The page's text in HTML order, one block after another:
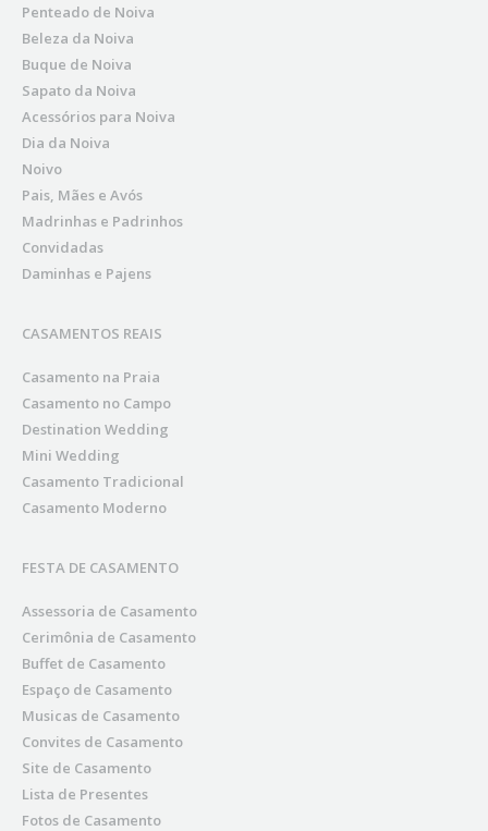
Penteado de Noiva
Beleza da Noiva
Buque de Noiva
Sapato da Noiva
Acessórios para Noiva
Dia da Noiva
Noivo
Pais, Mães e Avós
Madrinhas e Padrinhos
Convidadas
Daminhas e Pajens
CASAMENTOS REAIS
Casamento na Praia
Casamento no Campo
Destination Wedding
Mini Wedding
Casamento Tradicional
Casamento Moderno
FESTA DE CASAMENTO
Assessoria de Casamento
Cerimônia de Casamento
Buffet de Casamento
Espaço de Casamento
Musicas de Casamento
Convites de Casamento
Site de Casamento
Lista de Presentes
Fotos de Casamento